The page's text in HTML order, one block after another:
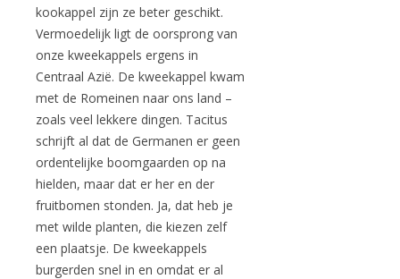
kookappel zijn ze beter geschikt.
Vermoedelijk ligt de oorsprong van
onze kweekappels ergens in
Centraal Azië. De kweekappel kwam
met de Romeinen naar ons land –
zoals veel lekkere dingen. Tacitus
schrijft al dat de Germanen er geen
ordentelijke boomgaarden op na
hielden, maar dat er her en der
fruitbomen stonden. Ja, dat heb je
met wilde planten, die kiezen zelf
een plaatsje. De kweekappels
burgerden snel in en omdat er al